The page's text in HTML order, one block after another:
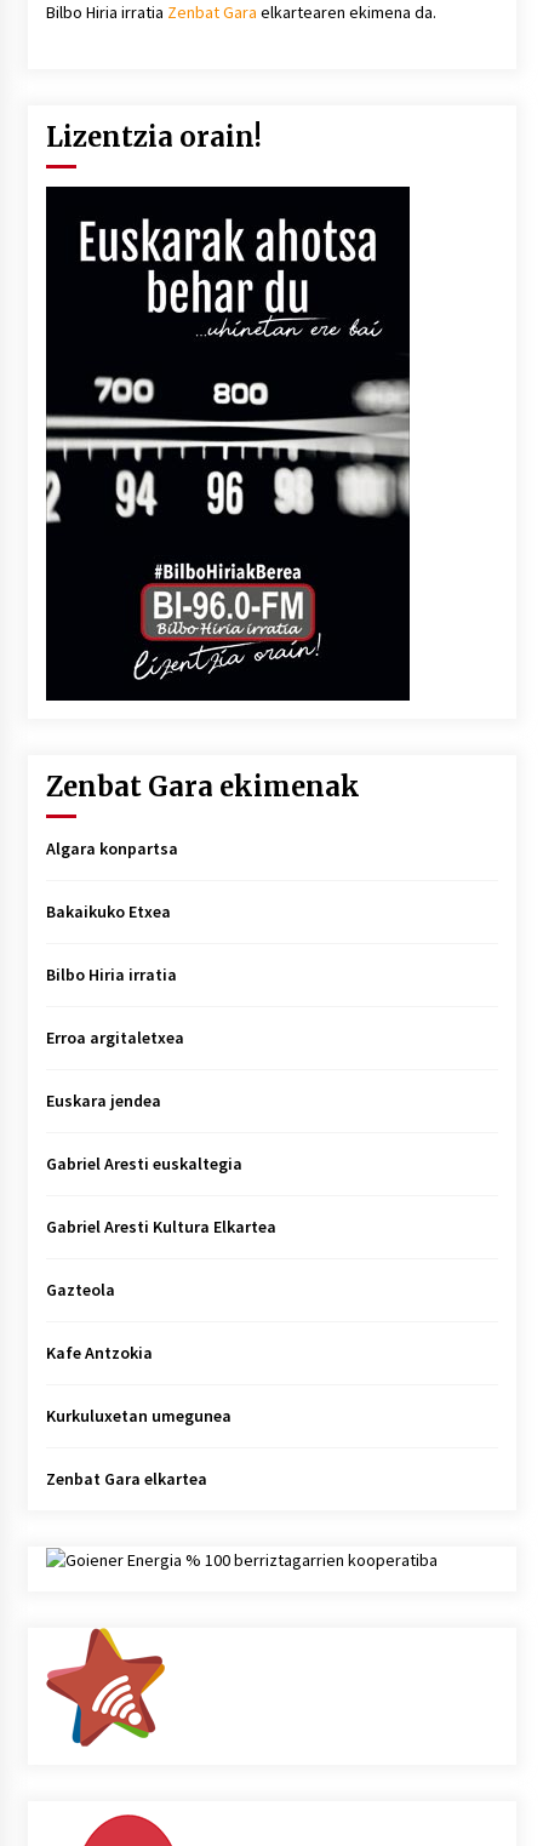
Bilbo Hiria irratia Zenbat Gara elkartearen ekimena da.
Lizentzia orain!
Zenbat Gara ekimenak
Algara konpartsa
Bakaikuko Etxea
Bilbo Hiria irratia
Erroa argitaletxea
Euskara jendea
Gabriel Aresti euskaltegia
Gabriel Aresti Kultura Elkartea
Gazteola
Kafe Antzokia
Kurkuluxetan umegunea
Zenbat Gara elkartea